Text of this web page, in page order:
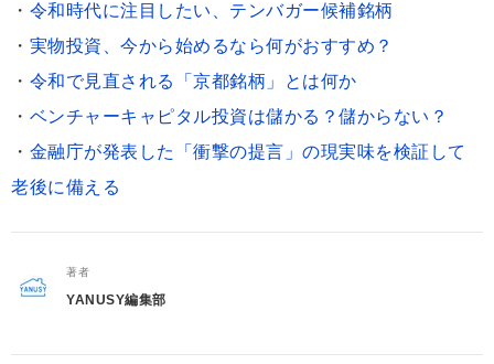
・ 令和時代に注目したい、テンバガー候補銘柄
・ 実物投資、今から始めるなら何がおすすめ？
・ 令和で見直される「京都銘柄」とは何か
・ ベンチャーキャピタル投資は儲かる？儲からない？
・ 金融庁が発表した「衝撃の提言」の現実味を検証して
老後に備える
著者
YANUSY編集部